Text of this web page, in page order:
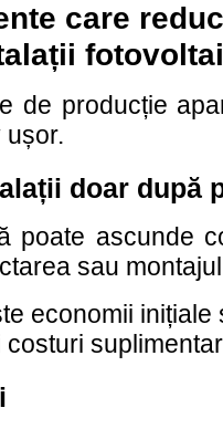
care
de producție
ușor.
doar după
poate ascunde
sau
economii